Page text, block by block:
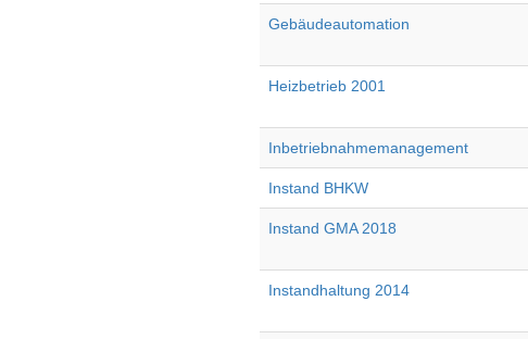
Gebäudeautomation
Heizbetrieb 2001
Inbetriebnahmemanagement
Instand BHKW
Instand GMA 2018
Instandhaltung 2014